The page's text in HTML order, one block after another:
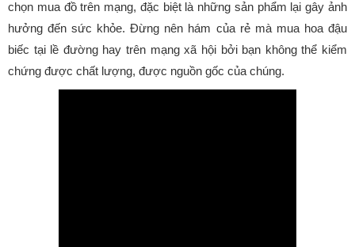
chọn mua đồ trên mạng, đặc biệt là những sản phẩm lại gây ảnh
hưởng đến sức khỏe. Đừng nên hám của rẻ mà mua hoa đậu
biếc tại lề đường hay trên mạng xã hội bởi bạn không thể kiểm
chứng được chất lượng, được nguồn gốc của chúng.